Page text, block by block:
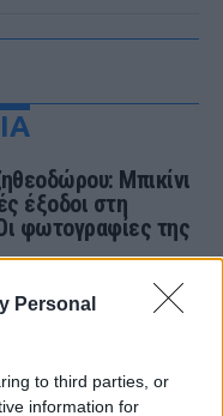
Personal
to third parties, or
information for
Μπικίνι
έξοδοι στη
φωτογραφίες της
στιγμιότυπων από τις
Καληφώνη στην